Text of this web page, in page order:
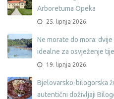
Arboretuma Opeka
25. lipnja 2026.
Ne morate do mora:
idealne za osvježenje
19. lipnja 2026.
Bjelovarsko-bilogorska
autentični doživljaji